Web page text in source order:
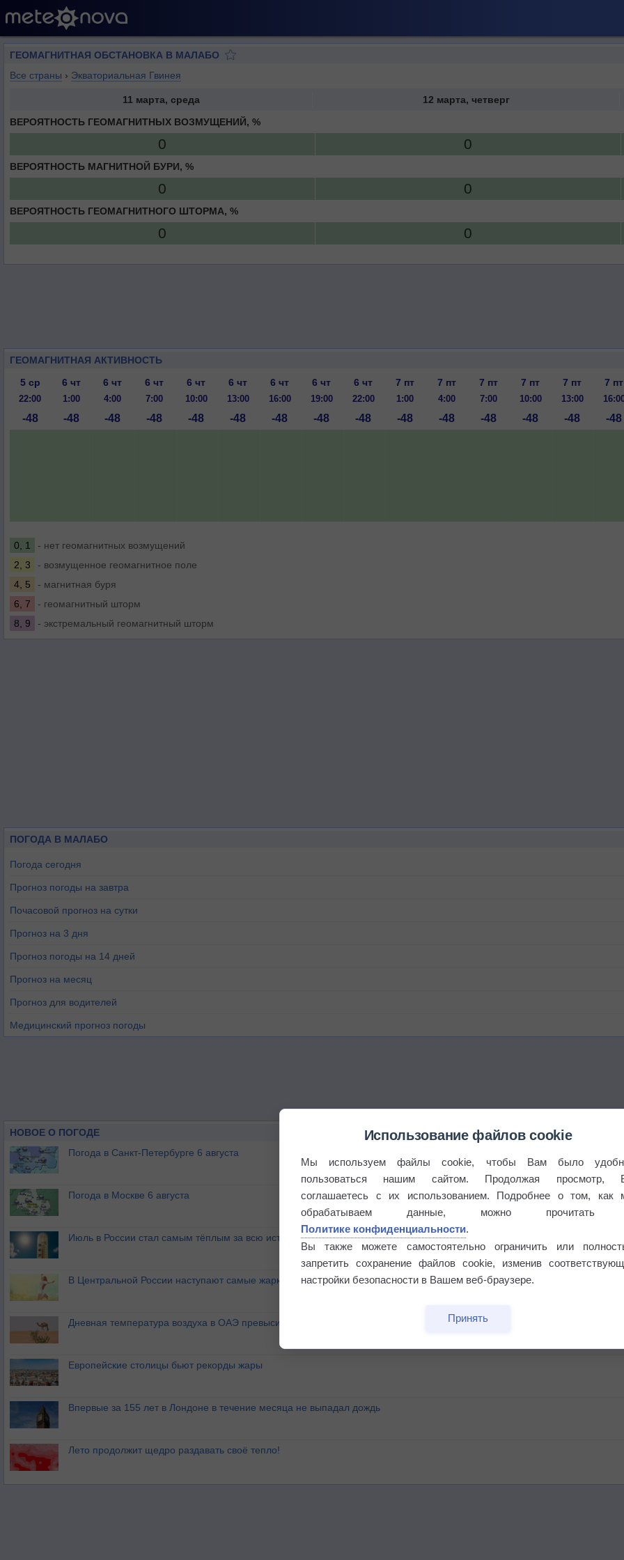
ГЕОМАГНИТНАЯ ОБСТАНОВКА В МАЛАБО
Все страны › Экваториальная Гвинея
11 марта, среда
12 марта, четверг
ВЕРОЯТНОСТЬ ГЕОМАГНИТНЫХ ВОЗМУЩЕНИЙ, %
0 0
ВЕРОЯТНОСТЬ МАГНИТНОЙ БУРИ, %
0 0
ВЕРОЯТНОСТЬ ГЕОМАГНИТНОГО ШТОРМА, %
0 0
ГЕОМАГНИТНАЯ АКТИВНОСТЬ
5 ср
6 чт 6 чт 6 чт 6 чт 6 чт 6 чт 6 чт 6 чт 7 пт 7 пт 7 пт 7 пт 7 пт 7 пт
22:00 1:00 4:00 7:00 10:00 13:00 16:00 19:00 22:00 1:00 4:00 7:00 10:00 13:00
-48 -48 -48 -48 -48 -48 -48 -48 -48 -48 -48 -48 -48 -48 -48
0, 1
- нет геомагнитных возмущений
2, 3
- возмущенное геомагнитное поле
4, 5
- магнитная буря
6, 7
- геомагнитный шторм
8, 9
- экстремальный геомагнитный шторм
ПОГОДА В МАЛАБО
Погода сегодня
Прогноз погоды на завтра
Почасовой прогноз на сутки
Прогноз на 3 дня
Прогноз погоды на 14 дней
Прогноз на месяц
Прогноз для водителей
Медицинский прогноз погоды
НОВОЕ О ПОГОДЕ
Погода в Санкт-Петербурге 6 августа
Погода в Москве 6 августа
Июль в России стал самым тёплым за всю историю
В Центральной России наступают самые жаркие дни этого лета
Дневная температура воздуха в ОАЭ превысила +51°
Европейские столицы бьют рекорды жары
Впервые за 155 лет в Лондоне в течение месяца не выпадал дождь
Лето продолжит щедро раздавать своё тепло!
Использование файлов cookie
Мы используем файлы cookie, чтобы Вам было
пользоваться нашим сайтом. Продолжая просмотр,
соглашаетесь с их использованием. Подробнее о том, как
обрабатываем данные, можно прочитать
Политике конфиденциальности.
Вы также можете самостоятельно ограничить или
запретить сохранение файлов cookie, изменив
настройки безопасности в Вашем веб-браузере.
Принять